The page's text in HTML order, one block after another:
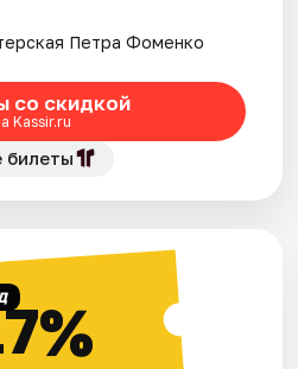
Петра Фоменко
со скидкой
Kassir.ru
билеты